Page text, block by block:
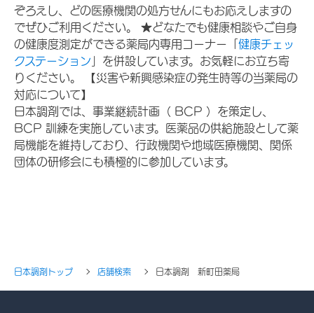
ぞろえし、どの医療機関の処方せんにもお応えしますの
でぜひご利用ください。 ★どなたでも健康相談やご自身
の健康度測定ができる薬局内専用コーナー「 健康チェッ
クステーション 」を併設しています。お気軽にお立ち寄
りください。 【災害や新興感染症の発生時等の当薬局の
対応について】
日本調剤では、事業継続計画（ BCP ）を策定し、
BCP 訓練を実施しています。医薬品の供給施設として薬
局機能を維持しており、行政機関や地域医療機関、関係
団体の研修会にも積極的に参加しています。
日本調剤トップ 店舗検索 日本調剤 新町田薬局